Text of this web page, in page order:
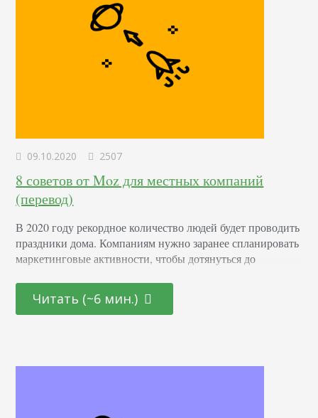
09.10.2020 2507
8 советов от Moz для местных компаний
(перевод)
В 2020 году рекордное количество людей будет проводить
праздники дома. Компаниям нужно заранее спланировать
маркетинговые активности, чтобы дотянуться до
популярность набирает датский дух хюгге – чувство уюта
и комфорта, ощущение благополучия и
Читать (~6 мин.)